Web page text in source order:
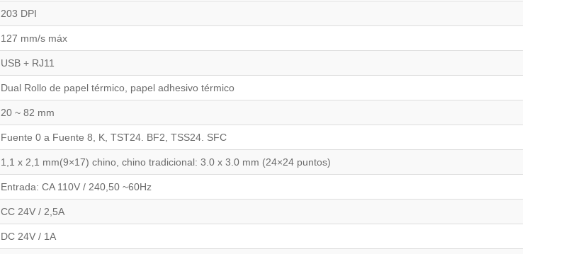
203 DPI
127 mm/s máx
USB + RJ11
Dual Rollo de papel térmico, papel adhesivo térmico
20 ~ 82 mm
Fuente 0 a Fuente 8, K, TST24. BF2, TSS24. SFC
1,1 x 2,1 mm(9×17) chino, chino tradicional: 3.0 x 3.0 mm (24×24 puntos)
Entrada: CA 110V / 240,50 ~60Hz
CC 24V / 2,5A
DC 24V / 1A